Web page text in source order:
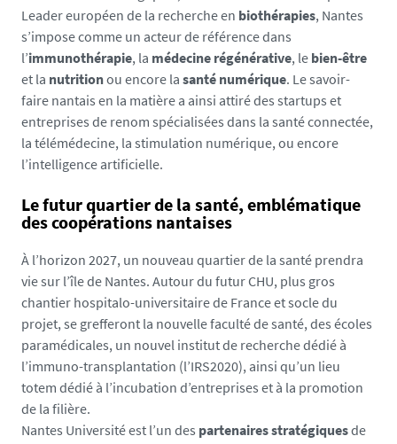
Leader européen de la recherche en biothérapies, Nantes
s’impose comme un acteur de référence dans
l’immunothérapie, la médecine régénérative, le bien-être
et la nutritionou encore la santé numérique. Le savoir-
faire nantais en la matière a ainsi attiré des startups et
entreprises de renom spécialisées dans la santé connectée,
la télémédecine, la stimulation numérique, ou encore
l’intelligence artificielle.
Le futur quartier de la santé, emblématique
des coopérations nantaises
À l’horizon 2027, un nouveau quartier de la santé prendra
vie sur l’île de Nantes. Autour du futur CHU, plus gros
chantier hospitalo-universitaire de France et socle du
projet, se grefferont la nouvelle faculté de santé, des écoles
paramédicales, un nouvel institut de recherche dédié à
l’immuno-transplantation (l’IRS2020), ainsi qu’un lieu
totem dédié à l’incubation d’entreprises et à la promotion
de la filière.
Nantes Université est l’un des partenaires stratégiquesde